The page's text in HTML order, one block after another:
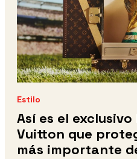
Estilo
Así es el
Vuitton que
más importante